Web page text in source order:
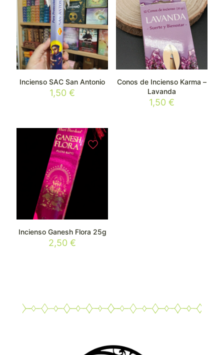
Incienso SAC San Antonio
1,50€
Conos de Incienso Karma –
Lavanda
1,50 €
Incienso Ganesh Flora 25g
2,50€